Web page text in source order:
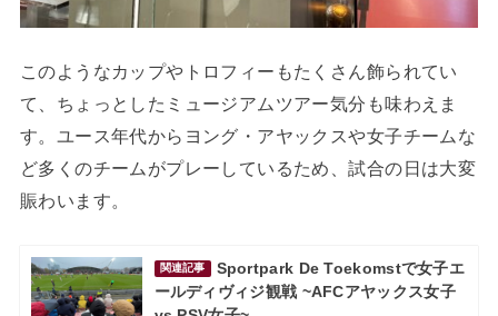
このようなカップやトロフィーもたくさん飾られてい
て、ちょっとしたミュージアムツアー気分も味わえま
す。ユース年代からヨング・アヤックスや女子チームな
ど多くのチームがプレーしているため、試合の日は大変
賑わいます。
関連記事
Sportpark De Toekomstで女子エ
ールディヴィジ観戦 ~AFCアヤックス女子